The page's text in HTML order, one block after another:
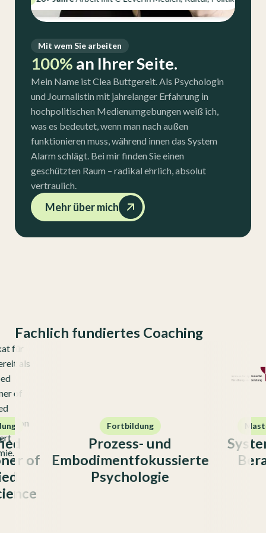
Mit wem Sie arbeiten
100% an Ihrer Seite.
Mein Name ist Clea Buttgereit. Als Psychologin
und Journalistin mit jahrelanger Erfahrung in
hochpolitischen Medienumgebungen weiß ich,
was es bedeutet, wenn man nach außen
funktionieren muss, während innen das System
Alarm schlägt. Bei mir finden Sie einen
geschützten Raum – radikal ehrlich, absolut
vertraulich.
Mehr über mich
Fachlich fundiertes Coaching
Fortbildung
Prozess- und
Embodimentfokussierte
Psychologie
Systemische
Beratung